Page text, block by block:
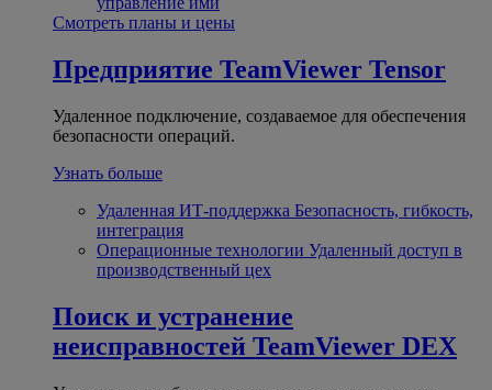
Смотреть планы и цены
Предприятие TeamViewer Tensor
Удаленное подключение, создаваемое для обеспечения
безопасности операций.
Узнать больше
Удаленная ИТ-поддержка Безопасность, гибкость,
интеграция
Операционные технологии Удаленный доступ в
производственный цех
Поиск и устранение
неисправностей TeamViewer DEX